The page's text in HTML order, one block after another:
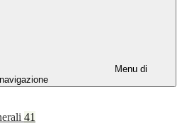
Menu di
navigazione
41